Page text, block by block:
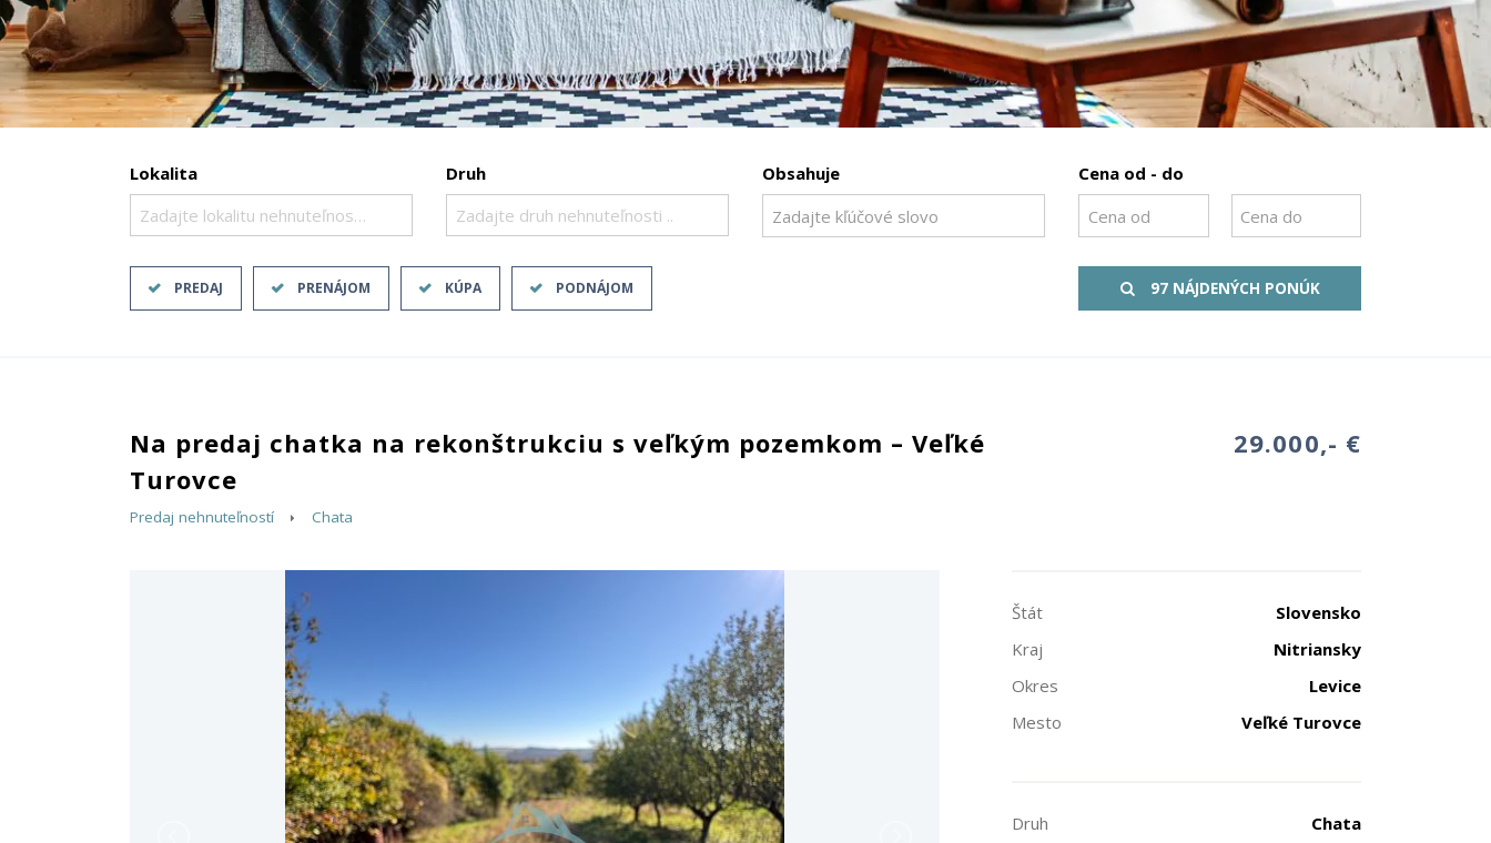
Lokalita
Zadajte lokalitu nehnuteľnosti ..
Druh
Zadajte druh nehnuteľnosti ..
Obsahuje Cena od - do
PREDAJ PRENÁJOM KÚPA PODNÁJOM 97 NÁJDENÝCH PONÚK
Na predaj chatka na rekonštrukciu s veľkým pozemkom – Veľké
Turovce
29.000,- €
Predaj nehnuteľností Chata
Štát
Slovensko
Kraj
Nitriansky
Okres
Levice
Mesto
Veľké Turovce
Druh
Chata